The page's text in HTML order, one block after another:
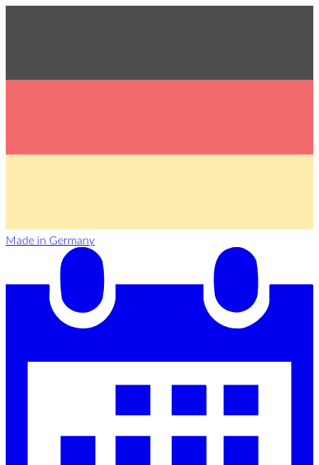
Made in Germany